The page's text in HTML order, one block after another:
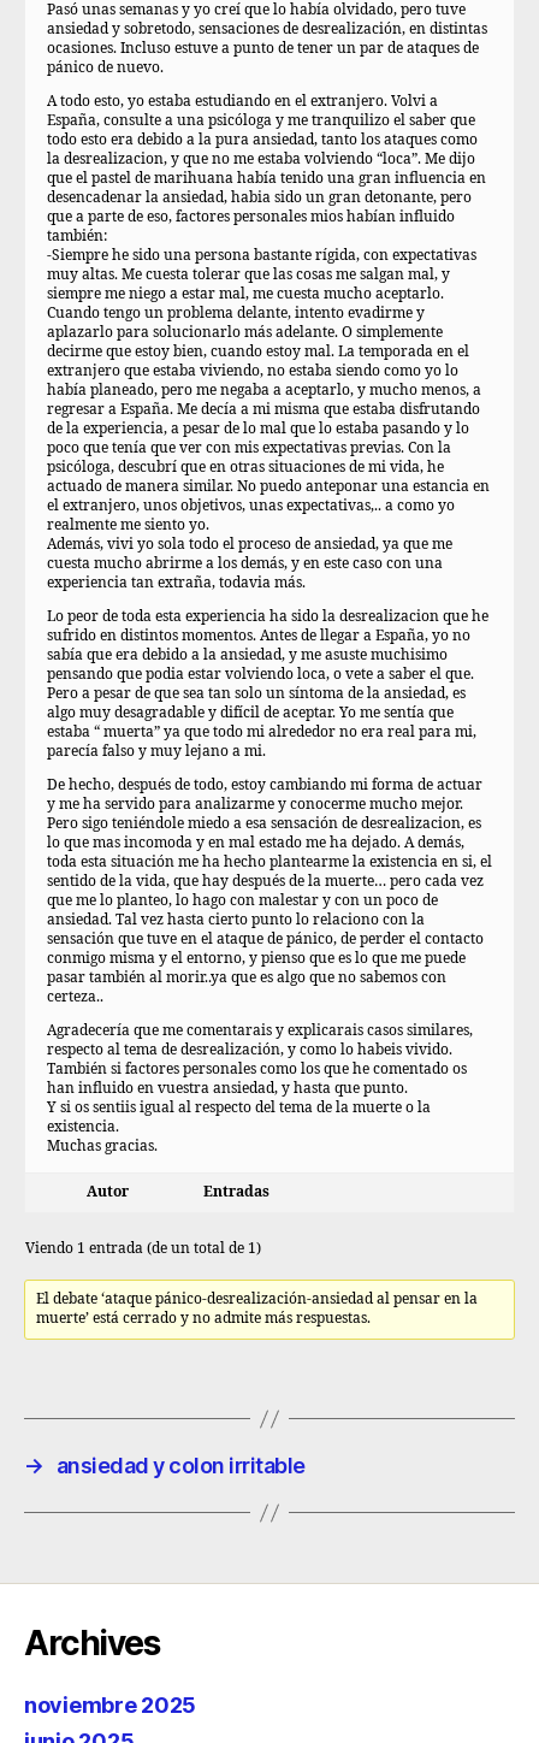
Pasó unas semanas y yo creí que lo había olvidado, pero tuve
ansiedad y sobretodo, sensaciones de desrealización, en distintas
ocasiones. Incluso estuve a punto de tener un par de ataques de
pánico de nuevo.
A todo esto, yo estaba estudiando en el extranjero. Volvi a
España, consulte a una psicóloga y me tranquilizo el saber que
todo esto era debido a la pura ansiedad, tanto los ataques como
la desrealizacion, y que no me estaba volviendo “loca”. Me dijo
que el pastel de marihuana había tenido una gran influencia en
desencadenar la ansiedad, habia sido un gran detonante, pero
que a parte de eso, factores personales mios habían influido
también:
-Siempre he sido una persona bastante rígida, con expectativas
muy altas. Me cuesta tolerar que las cosas me salgan mal, y
siempre me niego a estar mal, me cuesta mucho aceptarlo.
Cuando tengo un problema delante, intento evadirme y
aplazarlo para solucionarlo más adelante. O simplemente
decirme que estoy bien, cuando estoy mal. La temporada en el
extranjero que estaba viviendo, no estaba siendo como yo lo
había planeado, pero me negaba a aceptarlo, y mucho menos, a
regresar a España. Me decía a mi misma que estaba disfrutando
de la experiencia, a pesar de lo mal que lo estaba pasando y lo
poco que tenía que ver con mis expectativas previas. Con la
psicóloga, descubrí que en otras situaciones de mi vida, he
actuado de manera similar. No puedo anteponar una estancia en
el extranjero, unos objetivos, unas expectativas,.. a como yo
realmente me siento yo.
Además, vivi yo sola todo el proceso de ansiedad, ya que me
cuesta mucho abrirme a los demás, y en este caso con una
experiencia tan extraña, todavia más.
Lo peor de toda esta experiencia ha sido la desrealizacion que he
sufrido en distintos momentos. Antes de llegar a España, yo no
sabía que era debido a la ansiedad, y me asuste muchisimo
pensando que podia estar volviendo loca, o vete a saber el que.
Pero a pesar de que sea tan solo un síntoma de la ansiedad, es
algo muy desagradable y difícil de aceptar. Yo me sentía que
estaba “ muerta” ya que todo mi alrededor no era real para mi,
parecía falso y muy lejano a mi.
De hecho, después de todo, estoy cambiando mi forma de actuar
y me ha servido para analizarme y conocerme mucho mejor.
Pero sigo teniéndole miedo a esa sensación de desrealizacion, es
lo que mas incomoda y en mal estado me ha dejado. A demás,
toda esta situación me ha hecho plantearme la existencia en si, el
sentido de la vida, que hay después de la muerte… pero cada vez
que me lo planteo, lo hago con malestar y con un poco de
ansiedad. Tal vez hasta cierto punto lo relaciono con la
sensación que tuve en el ataque de pánico, de perder el contacto
conmigo misma y el entorno, y pienso que es lo que me puede
pasar también al morir..ya que es algo que no sabemos con
certeza..
Agradecería que me comentarais y explicarais casos similares,
respecto al tema de desrealización, y como lo habeis vivido.
También si factores personales como los que he comentado os
han influido en vuestra ansiedad, y hasta que punto.
Y si os sentiis igual al respecto del tema de la muerte o la
existencia.
Muchas gracias.
Autor Entradas
Viendo 1 entrada (de un total de 1)
El debate ‘ataque pánico-desrealización-ansiedad al pensar en la
muerte’ está cerrado y no admite más respuestas.
→ ansiedad y colon irritable
Archives
noviembre 2025